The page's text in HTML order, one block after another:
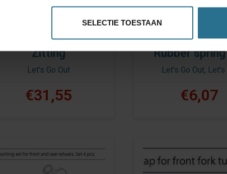
SELECTIE TOESTAAN
Zitting
Let's Go Out
€31,55
Rubber
Let's Go Out, Let's
€6,07